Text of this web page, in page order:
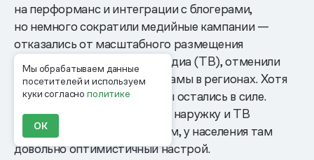
Мы обрабатываем данные
посетителей и используем
куки согласнополитике
ОК
на перформанс и интеграции с блогерами,
но немного сократили медийные кампании —
отказались от масштабного размещения
в региональных эфирных медиа (ТВ), отменили
размещения наружной рекламы в регионах. Хотя
некоторые небольшие тесты остались в силе.
Например, будем запускать наружку и ТВ
в Тюмени: по нашим оценкам, у населения там
довольно оптимистичный настрой.